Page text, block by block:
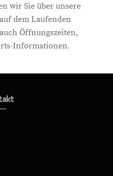
wir Sie über unsere
dem Laufenden
Öffnungszeiten,
Informationen.